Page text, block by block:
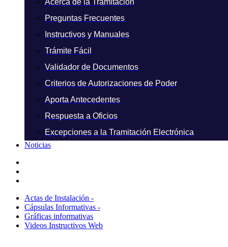
Acerca de la Tramitación
Preguntas Frecuentes
Instructivos y Manuales
Trámite Fácil
Validador de Documentos
Criterios de Autorizaciones de Poder
Aporta Antecedentes
Respuesta a Oficios
Excepciones a la Tramitación Electrónica
Noticias
Actas de Instalación -
Cápsulas Informativas -
Gráficas informativas
Videos Instructivos Web